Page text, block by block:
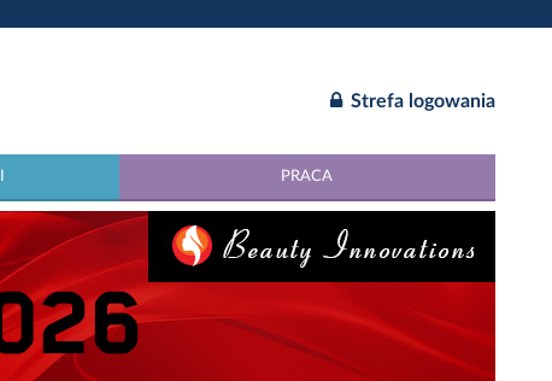
Strefa logowania
PRACA